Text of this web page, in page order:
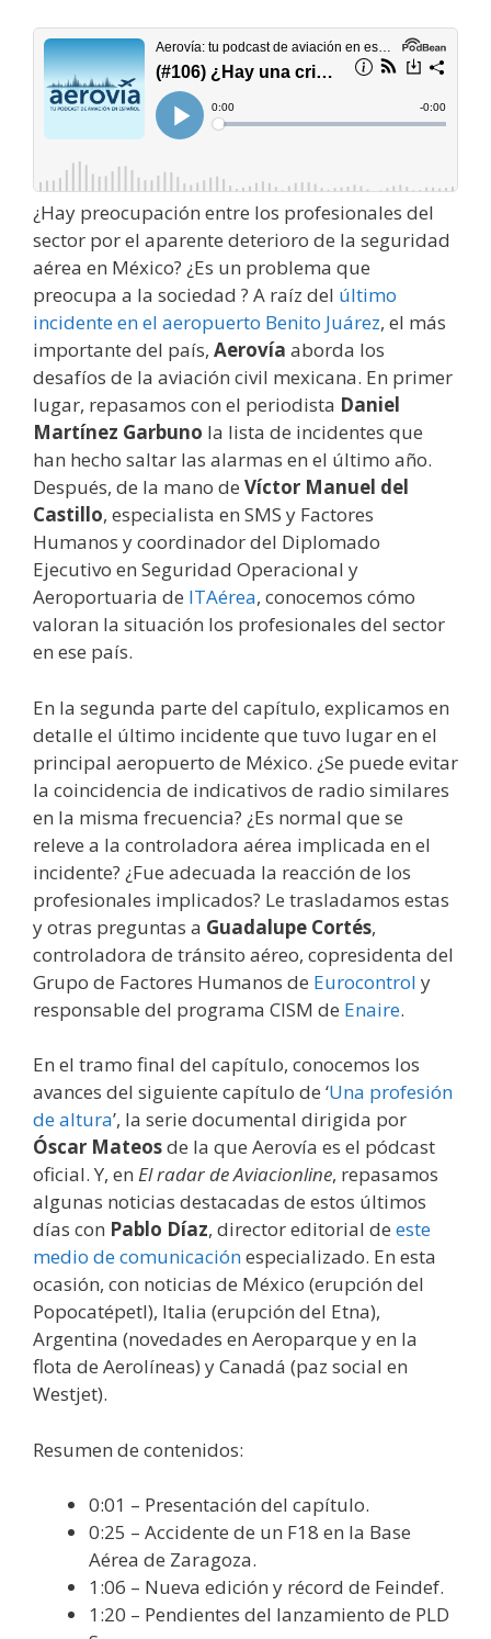
¿Hay preocupación entre los profesionales del
sector por el aparente deterioro de la seguridad
aérea en México? ¿Es un problema que
preocupa a la sociedad ? A raíz del último
incidente en el aeropuerto Benito Juárez, el más
importante del país, Aerovía aborda los
desafíos de la aviación civil mexicana. En primer
lugar, repasamos con el periodista Daniel
Martínez Garbuno la lista de incidentes que
han hecho saltar las alarmas en el último año.
Después, de la mano de Víctor Manuel del
Castillo, especialista en SMS y Factores
Humanos y coordinador del Diplomado
Ejecutivo en Seguridad Operacional y
Aeroportuaria de ITAérea, conocemos cómo
valoran la situación los profesionales del sector
en ese país.
En la segunda parte del capítulo, explicamos en
detalle el último incidente que tuvo lugar en el
principal aeropuerto de México. ¿Se puede evitar
la coincidencia de indicativos de radio similares
en la misma frecuencia? ¿Es normal que se
releve a la controladora aérea implicada en el
incidente? ¿Fue adecuada la reacción de los
profesionales implicados? Le trasladamos estas
y otras preguntas a Guadalupe Cortés,
controladora de tránsito aéreo, copresidenta del
Grupo de Factores Humanos de Eurocontrol y
responsable del programa CISM de Enaire.
En el tramo final del capítulo, conocemos los
avances del siguiente capítulo de ‘Una profesión
de altura’, la serie documental dirigida por
Óscar Mateosde la que Aerovía es el pódcast
oficial. Y, en El radar de Aviacionline, repasamos
algunas noticias destacadas de estos últimos
días con Pablo Díaz, director editorial de este
medio de comunicaciónespecializado. En esta
ocasión, con noticias de México (erupción del
Popocatépetl), Italia (erupción del Etna),
Argentina (novedades en Aeroparque y en la
flota de Aerolíneas) y Canadá (paz social en
Westjet).
Resumen de contenidos:
0:01 – Presentación del capítulo.
0:25 – Accidente de un F18 en la Base
Aérea de Zaragoza.
1:06 – Nueva edición y récord de Feindef.
1:20 – Pendientes del lanzamiento de PLD